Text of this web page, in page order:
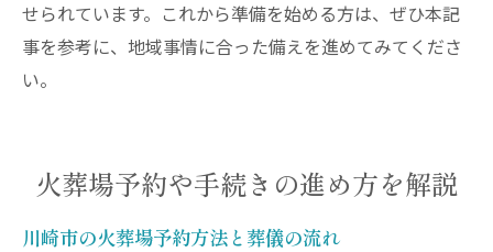
せられています。これから準備を始める方は、ぜひ本記
事を参考に、地域事情に合った備えを進めてみてくださ
い。
火葬場予約や手続きの進め方を解説
川崎市の火葬場予約方法と葬儀の流れ